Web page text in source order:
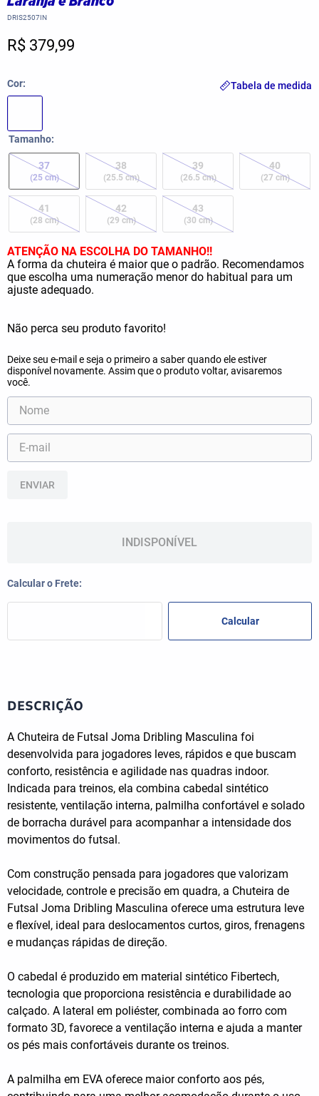
DRIS2507IN
R$ 379,99
Cor
Tamanho
37
(25 cm)
38
(25.5 cm)
39
(26.5 cm)
40
(27 cm)
41
(28 cm)
42
(29 cm)
43
(30 cm)
Tabela de medida
ATENÇÃO NA ESCOLHA DO TAMANHO!!
A forma da chuteira é maior que o padrão. Recomendamos
que escolha uma numeração menor do habitual para um
ajuste adequado.
ENVIAR
INDISPONÍVEL
DESCRIÇÃO
A Chuteira de Futsal Joma Dribling Masculina foi
desenvolvida para jogadores leves, rápidos e que buscam
conforto, resistência e agilidade nas quadras indoor.
Indicada para treinos, ela combina cabedal sintético
resistente, ventilação interna, palmilha confortável e solado
de borracha durável para acompanhar a intensidade dos
movimentos do futsal.
Com construção pensada para jogadores que valorizam
velocidade, controle e precisão em quadra, a Chuteira de
Futsal Joma Dribling Masculina oferece uma estrutura leve
e flexível, ideal para deslocamentos curtos, giros, frenagens
e mudanças rápidas de direção.
O cabedal é produzido em material sintético Fibertech,
tecnologia que proporciona resistência e durabilidade ao
calçado. A lateral em poliéster, combinada ao forro com
formato 3D, favorece a ventilação interna e ajuda a manter
os pés mais confortáveis durante os treinos.
A palmilha em EVA oferece maior conforto aos pés,